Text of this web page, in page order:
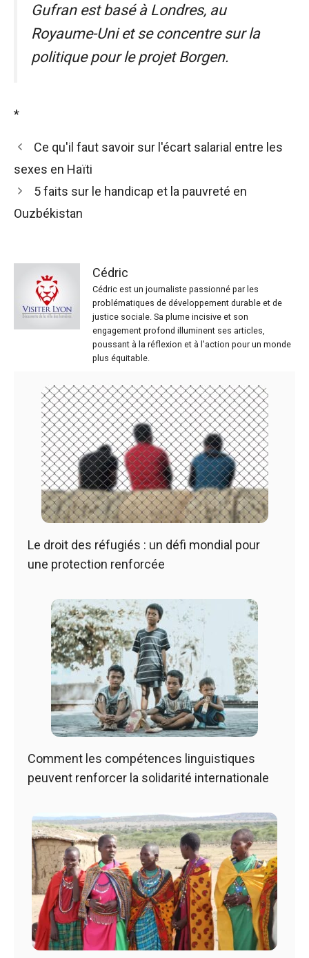
Gufran est basé à Londres, au
Royaume-Uni et se concentre sur la
politique pour le projet Borgen.
*
Ce qu'il faut savoir sur l'écart salarial entre les
sexes en Haïti
5 faits sur le handicap et la pauvreté en
Ouzbékistan
Cédric
Cédric est un journaliste passionné par les
problématiques de développement durable et de
justice sociale. Sa plume incisive et son
engagement profond illuminent ses articles,
poussant à la réflexion et à l'action pour un monde
plus équitable.
Le droit des réfugiés : un défi mondial pour
une protection renforcée
Comment les compétences linguistiques
peuvent renforcer la solidarité internationale